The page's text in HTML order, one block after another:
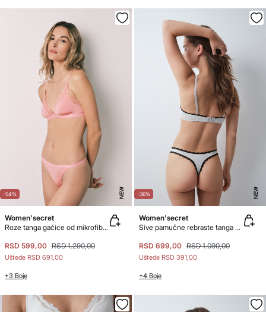
-54% NEW
Women'secret
Roze tanga gaćice od mikrofibera i čipke
RSD 599,00 RSD 1.290,00
Uštede RSD 691,00
+3 Boje
-36% NEW
Women'secret
Sive pamučne rebraste tanga gaćice
RSD 699,00 RSD 1.090,00
Uštede RSD 391,00
+4 Boje